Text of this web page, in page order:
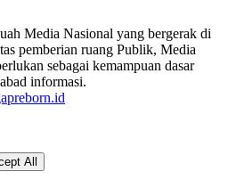
Media Nasional yang bergerak di
pemberian ruang Publik, Media
sebagai kemampuan dasar
informasi.
All